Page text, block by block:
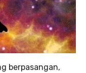
berpasangan,